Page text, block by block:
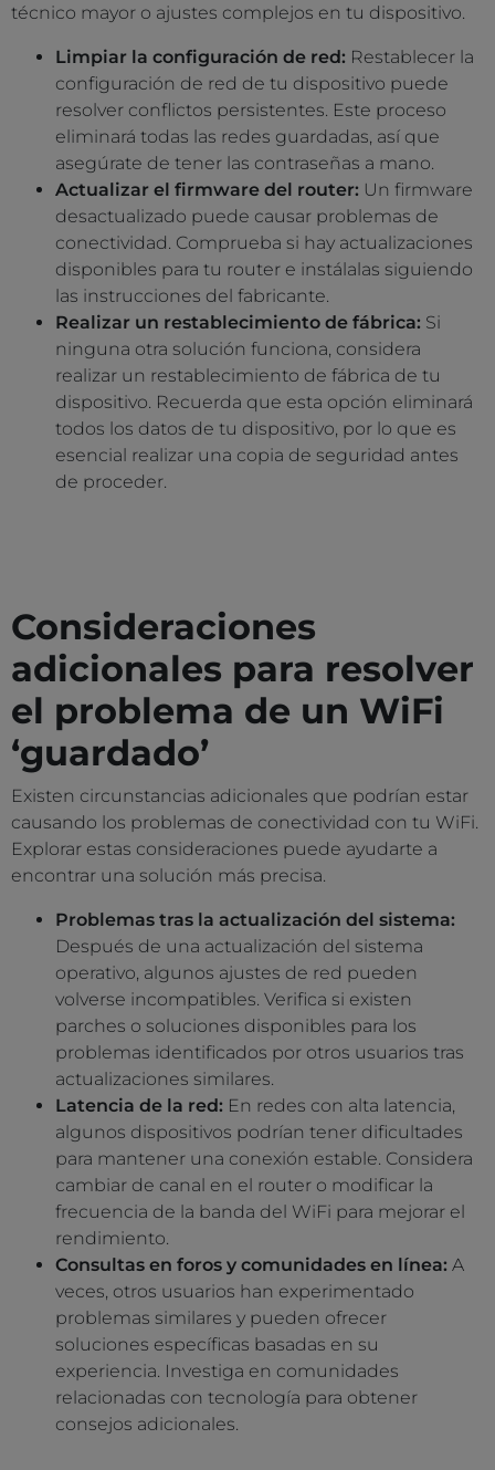
técnico mayor o ajustes complejos en tu dispositivo.
Limpiar la configuración de red: Restablecer la
configuración de red de tu dispositivo puede
resolver conflictos persistentes. Este proceso
eliminará todas las redes guardadas, así que
asegúrate de tener las contraseñas a mano.
Actualizar el firmware del router: Un firmware
desactualizado puede causar problemas de
conectividad. Comprueba si hay actualizaciones
disponibles para tu router e instálalas siguiendo
las instrucciones del fabricante.
Realizar un restablecimiento de fábrica: Si
ninguna otra solución funciona, considera
realizar un restablecimiento de fábrica de tu
dispositivo. Recuerda que esta opción eliminará
todos los datos de tu dispositivo, por lo que es
esencial realizar una copia de seguridad antes
de proceder.
Consideraciones
adicionales para resolver
el problema de un WiFi
‘guardado’
Existen circunstancias adicionales que podrían estar
causando los problemas de conectividad con tu WiFi.
Explorar estas consideraciones puede ayudarte a
encontrar una solución más precisa.
Problemas tras la actualización del sistema:
Después de una actualización del sistema
operativo, algunos ajustes de red pueden
volverse incompatibles. Verifica si existen
parches o soluciones disponibles para los
problemas identificados por otros usuarios tras
actualizaciones similares.
Latencia de la red: En redes con alta latencia,
algunos dispositivos podrían tener dificultades
para mantener una conexión estable. Considera
cambiar de canal en el router o modificar la
frecuencia de la banda del WiFi para mejorar el
rendimiento.
Consultas en foros y comunidades en línea: A
veces, otros usuarios han experimentado
problemas similares y pueden ofrecer
soluciones específicas basadas en su
experiencia. Investiga en comunidades
relacionadas con tecnología para obtener
consejos adicionales.